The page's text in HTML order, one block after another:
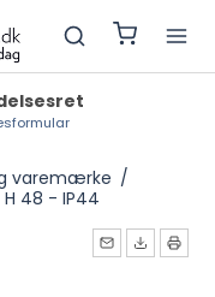
3-4 uger
varemærke /
H 48 - IP44